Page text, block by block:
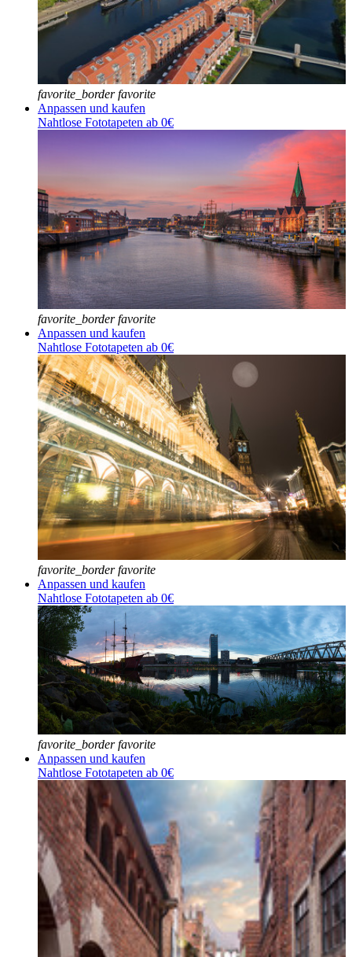
favorite_border favorite
Anpassen und kaufen
Nahtlose Fototapeten ab 0€
favorite_border favorite
Anpassen und kaufen
Nahtlose Fototapeten ab 0€
favorite_border favorite
Anpassen und kaufen
Nahtlose Fototapeten ab 0€
favorite_border favorite
Anpassen und kaufen
Nahtlose Fototapeten ab 0€